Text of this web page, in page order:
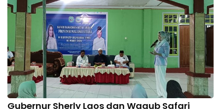
Gubernur Sherly Laos dan Wagub Safari